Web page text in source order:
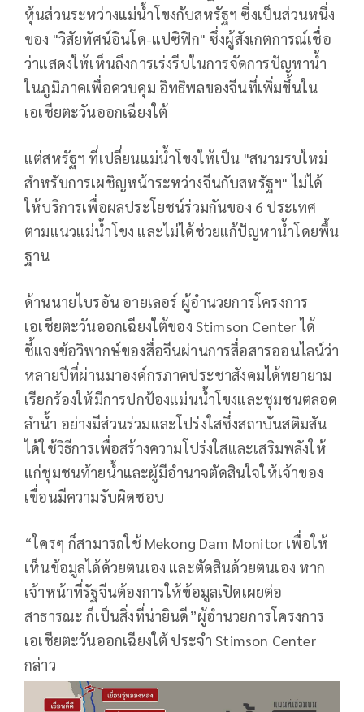
หุ้นส่วนระหว่างแม่น้ำโขงกับสหรัฐฯ ซึ่งเป็นส่วนหนึ่ง
ของ "วิสัยทัศน์อินโด-แปซิฟิก" ซึ่งผู้สังเกตการณ์เชื่อ
ว่าแสดงให้เห็นถึงการเร่งรีบในการจัดการปัญหาน้ำ
ในภูมิภาคเพื่อควบคุม อิทธิพลของจีนที่เพิ่มขึ้นใน
เอเชียตะวันออกเฉียงใต้
แต่สหรัฐฯ ที่เปลี่ยนแม่น้ำโขงให้เป็น "สนามรบใหม่
สำหรับการเผชิญหน้าระหว่างจีนกับสหรัฐฯ" ไม่ได้
ให้บริการเพื่อผลประโยชน์ร่วมกันของ 6 ประเทศ
ตามแนวแม่น้ำโขง และไม่ได้ช่วยแก้ปัญหาน้ำโดยพื้น
ฐาน
ด้านนายไบรอัน อายเลอร์ ผู้อำนวยการโครงการ
เอเชียตะวันออกเฉียงใต้ของ Stimson Center ได้
ชี้แจงข้อวิพากษ์ของสื่อจีนผ่านการสื่อสารออนไลน์ว่า
หลายปีที่ผ่านมาองค์กรภาคประชาสังคมได้พยายาม
เรียกร้องให้มีการปกป้องแม่นน้ำโขงและชุมชนตลอด
ลำน้ำ อย่างมีส่วนร่วมและโปร่งใสซึ่งสถาบันสติมสัน
ได้ใช้วิธีการเพื่อสร้างความโปร่งใสและเสริมพลังให้
แก่ชุมชนท้ายน้ำและผู้มีอำนาจตัดสินใจให้เจ้าของ
เขื่อนมีความรับผิดชอบ
“ใครๆ ก็สามารถใช้ Mekong Dam Monitor เพื่อให้
เห็นข้อมูลได้ด้วยตนเอง และตัดสินด้วยตนเอง หาก
เจ้าหน้าที่รัฐจีนต้องการให้ข้อมูลเปิดเผยต่อ
สาธารณะ ก็เป็นสิ่งที่น่ายินดี”ผู้อำนวยการโครงการ
เอเชียตะวันออกเฉียงใต้ ประจำ Stimson Center
กล่าว